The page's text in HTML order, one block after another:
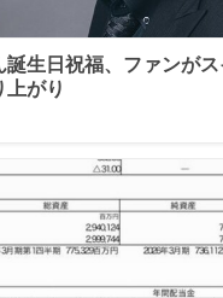
誕生日祝福、ファンが
上がり